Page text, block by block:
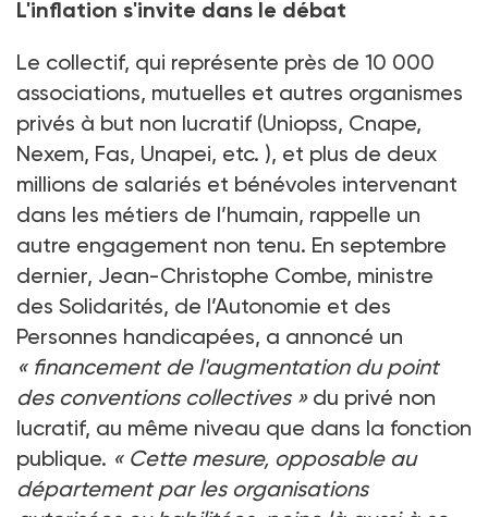
L'inflation s'invite dans le débat
Le collectif, qui représente près de 10 000
associations, mutuelles et autres organismes
privés à but non lucratif (Uniopss, Cnape,
Nexem, Fas, Unapei, etc. ), et plus de deux
millions de salariés et bénévoles intervenant
dans les métiers de l’humain, rappelle un
autre engagement non tenu. En septembre
dernier, Jean-Christophe Combe, ministre
des Solidarités, de l’Autonomie et des
Personnes handicapées, a annoncé un
« financement de l'augmentation du point
des conventions collectives »du privé non
lucratif, au même niveau que dans la fonction
publique. « Cette mesure, opposable au
département par les organisations